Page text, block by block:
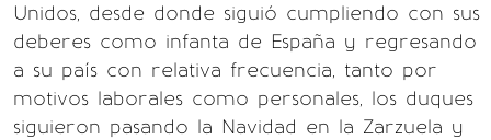
Unidos, desde donde siguió cumpliendo con sus
deberes como infanta de España y regresando
a su país con relativa frecuencia, tanto por
motivos laborales como personales, los duques
siguieron pasando la Navidad en la Zarzuela y